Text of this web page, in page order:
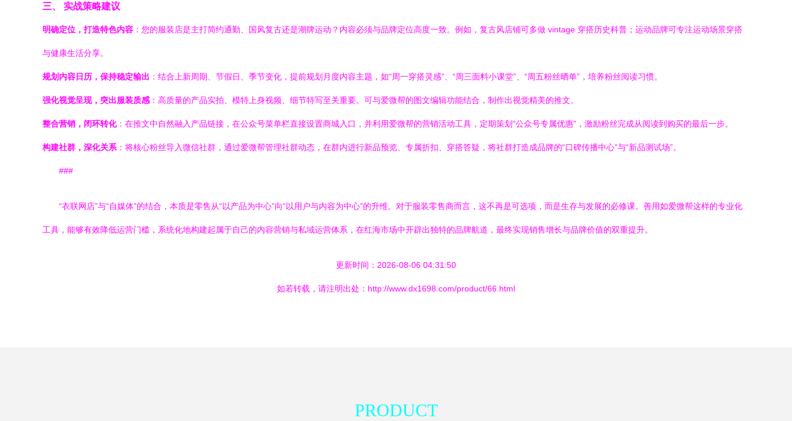
三、 实战策略建议
明确定位，打造特色内容 ：您的服装店是主打简约通勤、国风复古还是潮牌运动？内容必须与品牌定位高度一致。例如，复古风店铺可多做 vintage 穿搭历史科普；运动品牌可专注运动场景穿搭
与健康生活分享。
规划内容日历，保持稳定输出 ：结合上新周期、节假日、季节变化，提前规划月度内容主题，如“周一穿搭灵感”、“周三面料小课堂”、“周五粉丝晒单”，培养粉丝阅读习惯。
强化视觉呈现，突出服装质感 ：高质量的产品实拍、模特上身视频、细节特写至关重要。可与爱微帮的图文编辑功能结合，制作出视觉精美的推文。
整合营销，闭环转化：在推文中自然融入产品链接，在公众号菜单栏直接设置商城入口，并利用爱微帮的营销活动工具，定期策划“公众号专属优惠”，激励粉丝完成从阅读到购买的最后一步。
构建社群，深化关系 ：将核心粉丝导入微信社群，通过爱微帮管理社群动态，在群内进行新品预览、专属折扣、穿搭答疑，将社群打造成品牌的“口碑传播中心”与“新品测试场”。
###
“衣联网店”与“自媒体”的结合，本质是零售从“以产品为中心”向“以用户与内容为中心”的升维。对于服装零售商而言，这不再是可选项，而是生存与发展的必修课。善用如爱微帮这样的专业化
工具，能够有效降低运营门槛，系统化地构建起属于自己的内容营销与私域运营体系，在红海市场中开辟出独特的品牌航道，最终实现销售增长与品牌价值的双重提升。
更新时间：2026-08-06 04:31:50
如若转载，请注明出处：http://www.dx1698.com/product/66.html
PRODUCT